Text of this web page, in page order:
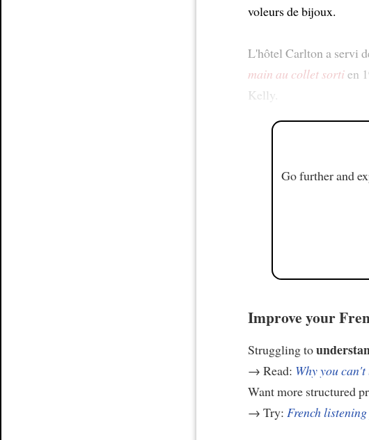
voleurs de bijoux.
L'hôtel Carlton a servi
main au collet sortien
Kelly.
Go further and
Improve your
Struggling to
→ Read: Why you
Want more structured
→ Try: French